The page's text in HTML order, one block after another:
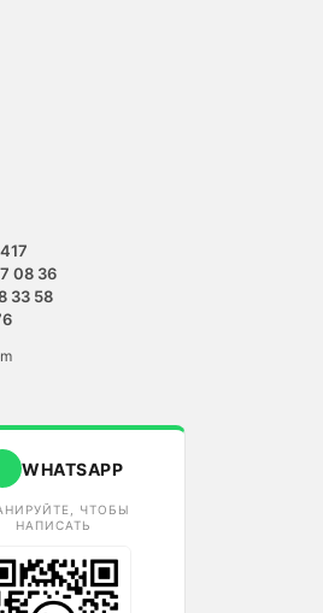
08 36
33 58
WHATSAPP
ЧТОБЫ
НАПИСАТЬ